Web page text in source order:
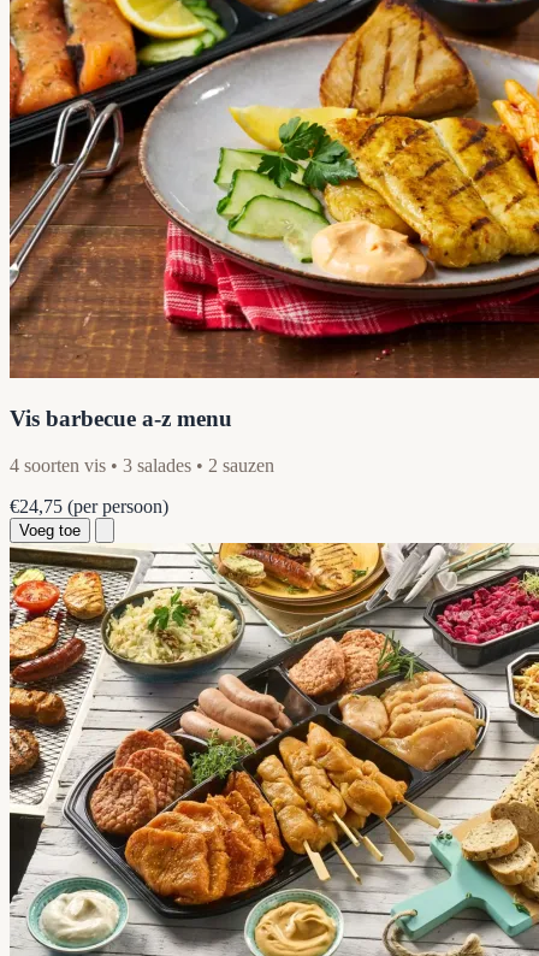
Vis barbecue a-z menu
4 soorten vis • 3 salades • 2 sauzen
€24,75 (per persoon)
Voeg toe